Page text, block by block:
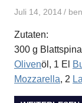
Juli 14, 2014
Zutaten:
300 g
Olivenöl, 1 El
Mozzarella, 2